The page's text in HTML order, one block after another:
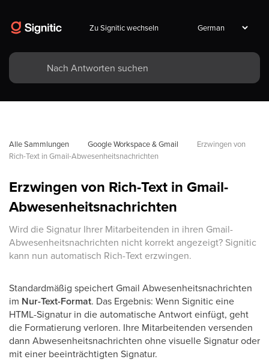
Zu Signitic wechseln
Alle Sammlungen Google Workspace & Gmail
Erzwingen von
Rich-Text in Gmail-Abwesenheitsnachrichten
Erzwingen von Rich-Text in Gmail-
Abwesenheitsnachrichten
Wird die Signatur Ihrer Mitarbeitenden in ihren Gmail-
Abwesenheitsnachrichten nicht korrekt angezeigt? Signitic
kann nun automatisch Rich-Text erzwingen.
Standardmäßig speichert Gmail Abwesenheitsnachrichten
im Nur-Text-Format. Das Ergebnis: Wenn Signitic eine
HTML-Signatur in die automatische Antwort einfügt, geht
die Formatierung verloren. Ihre Mitarbeitenden versenden
dann Abwesenheitsnachrichten ohne visuelle Signatur oder
mit einer beeinträchtigten Signatur.